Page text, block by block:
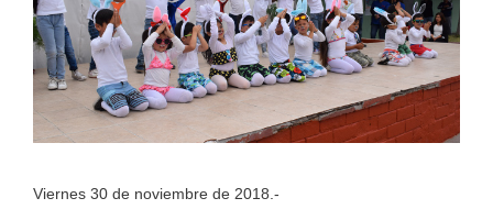
Viernes 30 de noviembre de 2018.-